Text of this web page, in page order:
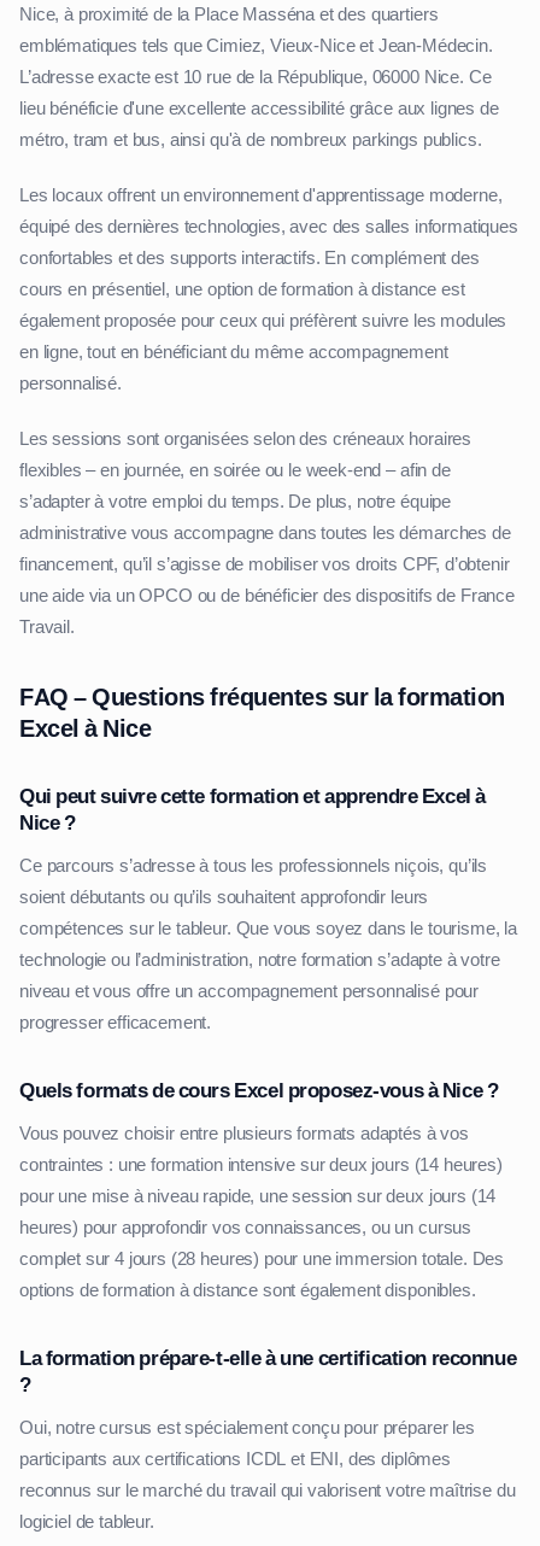
Nice, à proximité de la Place Masséna et des quartiers
emblématiques tels que Cimiez, Vieux-Nice et Jean-Médecin.
L’adresse exacte est 10 rue de la République, 06000 Nice. Ce
lieu bénéficie d'une excellente accessibilité grâce aux lignes de
métro, tram et bus, ainsi qu'à de nombreux parkings publics.
Les locaux offrent un environnement d'apprentissage moderne,
équipé des dernières technologies, avec des salles informatiques
confortables et des supports interactifs. En complément des
cours en présentiel, une option de formation à distance est
également proposée pour ceux qui préfèrent suivre les modules
en ligne, tout en bénéficiant du même accompagnement
personnalisé.
Les sessions sont organisées selon des créneaux horaires
flexibles – en journée, en soirée ou le week-end – afin de
s’adapter à votre emploi du temps. De plus, notre équipe
administrative vous accompagne dans toutes les démarches de
financement, qu’il s’agisse de mobiliser vos droits CPF, d’obtenir
une aide via un OPCO ou de bénéficier des dispositifs de France
Travail.
FAQ – Questions fréquentes sur la formation
Excel à Nice
Qui peut suivre cette formation et apprendre Excel à
Nice ?
Ce parcours s’adresse à tous les professionnels niçois, qu’ils
soient débutants ou qu’ils souhaitent approfondir leurs
compétences sur le tableur. Que vous soyez dans le tourisme, la
technologie ou l’administration, notre formation s’adapte à votre
niveau et vous offre un accompagnement personnalisé pour
progresser efficacement.
Quels formats de cours Excel proposez-vous à Nice ?
Vous pouvez choisir entre plusieurs formats adaptés à vos
contraintes : une formation intensive sur deux jours (14 heures)
pour une mise à niveau rapide, une session sur deux jours (14
heures) pour approfondir vos connaissances, ou un cursus
complet sur 4 jours (28 heures) pour une immersion totale. Des
options de formation à distance sont également disponibles.
La formation prépare-t-elle à une certification reconnue
?
Oui, notre cursus est spécialement conçu pour préparer les
participants aux certifications ICDL et ENI, des diplômes
reconnus sur le marché du travail qui valorisent votre maîtrise du
logiciel de tableur.